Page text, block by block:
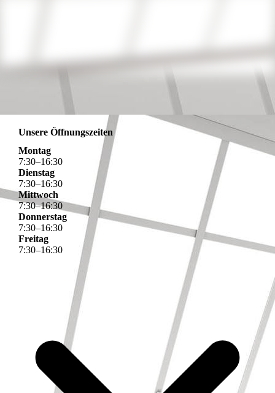
Unsere Öffnungszeiten
Montag
7:30–16:30
Dienstag
7:30–16:30
Mittwoch
7:30–16:30
Donnerstag
7:30–16:30
Freitag
7:30–16:30